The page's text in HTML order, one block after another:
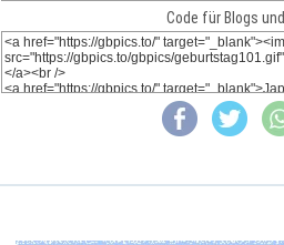
Code für Blogs und